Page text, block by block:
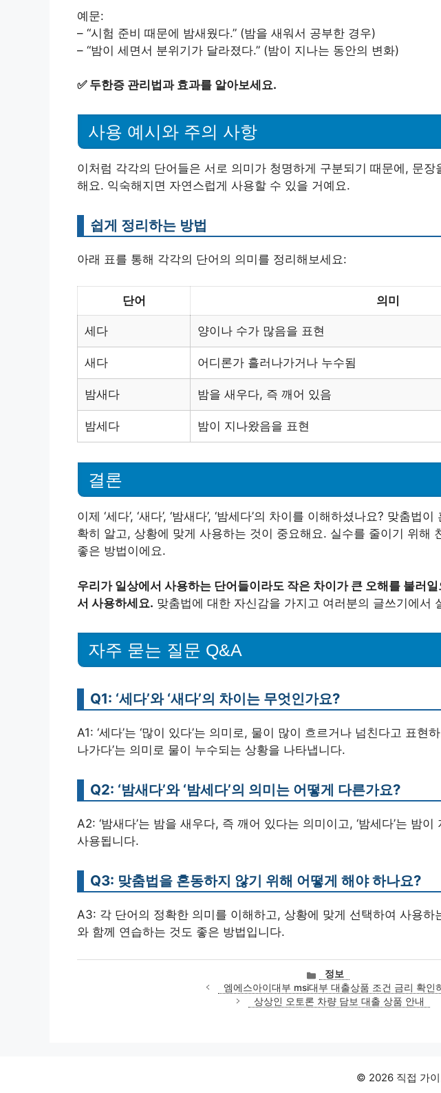
예문:
– “시험 준비 때문에 밤새웠다.” (밤을 새워서 공부한 경우)
– “밤이 세면서 분위기가 달라졌다.” (밤이 지나는 동안의 변화)
✅ 두한증 관리법과 효과를 알아보세요.
사용 예시와 주의 사항
이처럼 각각의 단어들은 서로 의미가 청명하게 구분되기 때문에, 문
해요. 익숙해지면 자연스럽게 사용할 수 있을 거예요.
쉽게 정리하는 방법
아래 표를 통해 각각의 단어의 의미를 정리해보세요:
단어 의미
세다 양이나 수가 많음을 표현
새다 어디론가 흘러나가거나 누수됨
밤새다 밤을 새우다, 즉 깨어 있음
밤세다 밤이 지나왔음을 표현
결론
이제 ‘세다’, ‘새다’, ‘밤새다’, ‘밤세다’의 차이를 이해하셨나요? 맞춤법
확히 알고, 상황에 맞게 사용하는 것이 중요해요. 실수를 줄이기 위해
좋은 방법이에요.
우리가 일상에서 사용하는 단어들이라도 작은 차이가 큰 오해를 불러
서 사용하세요. 맞춤법에 대한 자신감을 가지고 여러분의 글쓰기에서
자주 묻는 질문 Q&A
Q1: ‘세다’와 ‘새다’의 차이는 무엇인가요?
A1: ‘세다’는 ‘많이 있다’는 의미로, 물이 많이 흐르거나 넘친다고 표현하
나가다’는 의미로 물이 누수되는 상황을 나타냅니다.
Q2: ‘밤새다’와 ‘밤세다’의 의미는 어떻게 다른가요?
A2: ‘밤새다’는 밤을 새우다, 즉 깨어 있다는 의미이고, ‘밤세다’는 밤
사용됩니다.
Q3: 맞춤법을 혼동하지 않기 위해 어떻게 해야 하나요?
A3: 각 단어의 정확한 의미를 이해하고, 상황에 맞게 선택하여 사용하
와 함께 연습하는 것도 좋은 방법입니다.
카
테
고
정보
엠에스아이대부 msi대부 대출상품 조건 금리 확인
상상인 오토론 차량 담보 대출 상품 안내
© 2026 직접 가이